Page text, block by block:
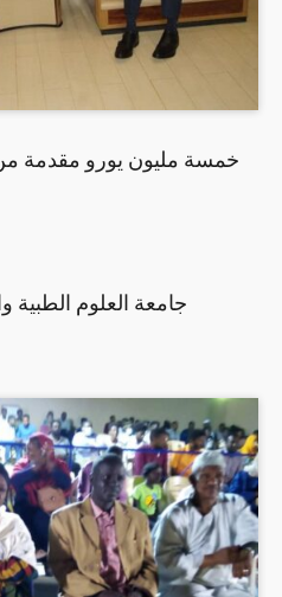
خمسة مليون يورو مقدمة من
جامعة العلوم الطبية